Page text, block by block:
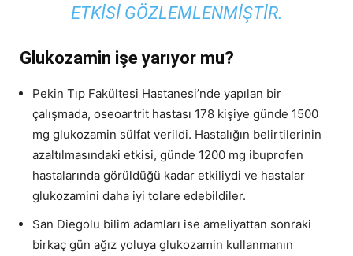
ETKISI GÖZLEMLENMIŞTIR.
Glukozamin işe yarıyor mu?
Pekin Tıp Fakültesi Hastanesi’nde yapılan bir
çalışmada, oseoartrit hastası 178 kişiye günde 1500
mg glukozamin sülfat verildi. Hastalığın belirtilerinin
azaltılmasındaki etkisi, günde 1200 mg ibuprofen
hastalarında görüldüğü kadar etkiliydi ve hastalar
glukozamini daha iyi tolare edebildiler.
San Diegolu bilim adamları ise ameliyattan sonraki
birkaç gün ağız yoluya glukozamin kullanmanın